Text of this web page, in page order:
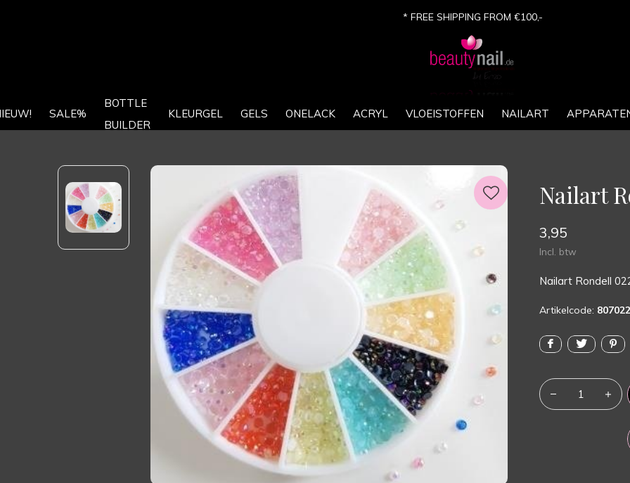
SALE%
BOTTLE
BUILDER
KLEURGEL GELS ONELACK ACRYL VLOEISTOFFEN NAILART
* GRATIS VERZENDING VANAF €100,-
Nailart
3,95
Incl. btw
Nailart Rondell
Artikelcode: 807022